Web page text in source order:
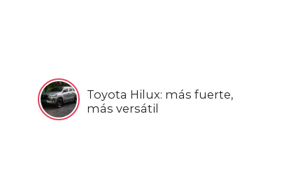
Toyota Hilux: más fuerte,
más versátil